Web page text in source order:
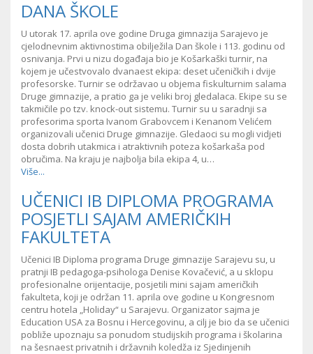
DANA ŠKOLE
U utorak 17. aprila ove godine Druga gimnazija Sarajevo je
cjelodnevnim aktivnostima obilježila Dan škole i 113. godinu od
osnivanja. Prvi u nizu događaja bio je Košarkaški turnir, na
kojem je učestvovalo dvanaest ekipa: deset učeničkih i dvije
profesorske. Turnir se održavao u objema fiskulturnim salama
Druge gimnazije, a pratio ga je veliki broj gledalaca. Ekipe su se
takmičile po tzv. knock-out sistemu. Turnir su u saradnji sa
profesorima sporta Ivanom Grabovcem i Kenanom Velićem
organizovali učenici Druge gimnazije. Gledaoci su mogli vidjeti
dosta dobrih utakmica i atraktivnih poteza košarkaša pod
obručima. Na kraju je najbolja bila ekipa 4, u…
Više...
UČENICI IB DIPLOMA PROGRAMA
POSJETLI SAJAM AMERIČKIH
FAKULTETA
Učenici IB Diploma programa Druge gimnazije Sarajevu su, u
pratnji IB pedagoga-psihologa Denise Kovačević, a u sklopu
profesionalne orijentacije, posjetili mini sajam američkih
fakulteta, koji je održan 11. aprila ove godine u Kongresnom
centru hotela „Holiday“ u Sarajevu. Organizator sajma je
Education USA za Bosnu i Hercegovinu, a cilj je bio da se učenici
pobliže upoznaju sa ponudom studijskih programa i školarina
na šesnaest privatnih i državnih koledža iz Sjedinjenih